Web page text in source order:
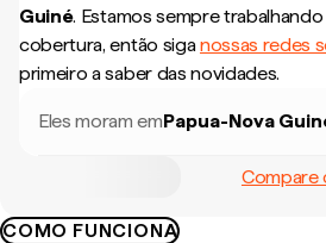
Guiné. Estamos sempre
cobertura, então siganossas redes
primeiro a saber das novidades.
Eles moram emPapua-Nova
Compare
COMO FUNCIONA